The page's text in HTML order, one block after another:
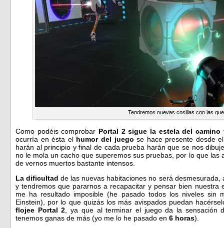
Tendremos nuevas cosillas con las
Como podéis comprobar Portal 2 sigue la estela del
ocurría en ésta el humor del juego se hace presente desde
harán al principio y final de cada prueba harán que se nos
no le mola un cacho que superemos sus pruebas, por lo que las
de vernos muertos bastante intensos.
La dificultad de las nuevas habitaciones no será
y tendremos que pararnos a recapacitar y pensar bien nuestra
me ha resultado imposible (he pasado todos los niveles
Einstein), por lo que quizás los más avispados puedan
flojee Portal 2 , ya que al terminar el juego da la sensación
tenemos ganas de más (yo me lo he pasado en 6 horas).